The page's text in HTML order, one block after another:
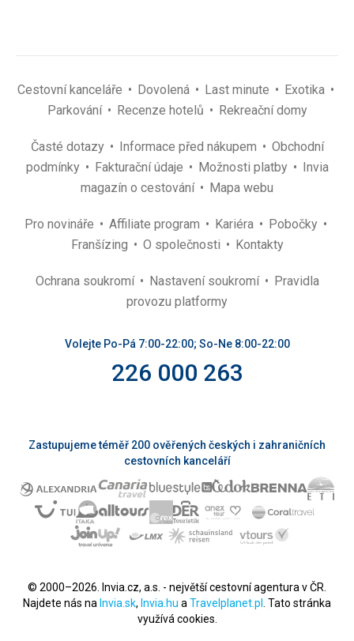
Cestovní kanceláře Dovolená Last minute
Exotika
Parkování
Recenze hotelů Rekreační domy
Časté dotazy Informace před nákupem
Obchodní
podmínky
Fakturační údaje Možnosti platby
Invia
magazín o cestování
Mapa webu
Pro novináře Affiliate program Kariéra
Pobočky
Franšízing
O společnosti Kontakty
Ochrana soukromí Nastavení soukromí
Pravidla
provozu platformy
Volejte Po-Pá 7:00-22:00; So-Ne 8:00-22:00
226 000 263
Zastupujeme téměř 200 ověřených českých i zahraničních
cestovních kanceláří
© 2000–2026. Invia.cz, a.s. - největší cestovní agentura v ČR.
Najdete nás na Invia.sk, Invia.hu a Travelplanet.pl
. Tato stránka
využívá cookies.